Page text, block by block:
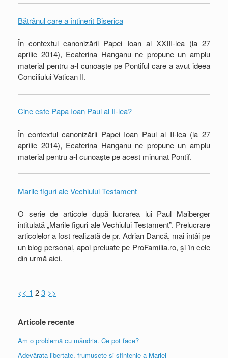
Bătrânul care a întinerit Biserica
În contextul canonizării Papei Ioan al XXIII-lea (la 27
aprilie 2014), Ecaterina Hanganu ne propune un amplu
material pentru a-l cunoaşte pe Pontiful care a avut ideea
Conciliului Vatican II.
Cine este Papa Ioan Paul al II-lea?
În contextul canonizării Papei Ioan Paul al II-lea (la 27
aprilie 2014), Ecaterina Hanganu ne propune un amplu
material pentru a-l cunoaşte pe acest minunat Pontif.
Marile figuri ale Vechiului Testament
O serie de articole după lucrarea lui Paul Maiberger
intitulată „Marile figuri ale Vechiului Testament”. Prelucrare
articolelor a fost realizată de pr. Adrian Dancă, mai întâi pe
un blog personal, apoi preluate pe ProFamilia.ro, şi în cele
din urmă aici.
<< 1 23 >>
Articole recente
Am o problemă cu mândria. Ce pot face?
Adevărata libertate, frumusețe și sfințenie a Mariei